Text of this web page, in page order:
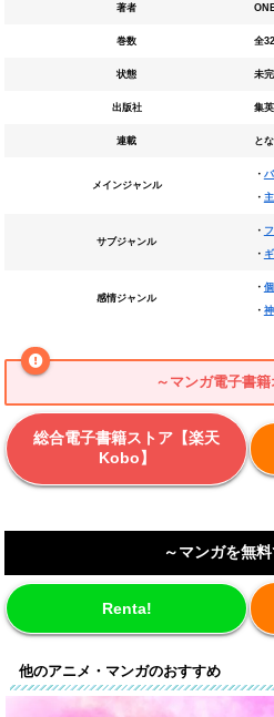
著者
巻数 全
状態 未
出版社 集
連載 と
メインジャンル
・
・
サブジャンル
・
・
感情ジャンル
・
・ 神
～マンガ電子書
総合電子書籍ストア【楽天
Kobo】
～マンガを無
Renta!
他のアニメ・マンガのおすすめ